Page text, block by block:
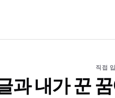
직접
과 내가 꾼